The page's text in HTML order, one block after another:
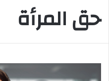
حق المرأة